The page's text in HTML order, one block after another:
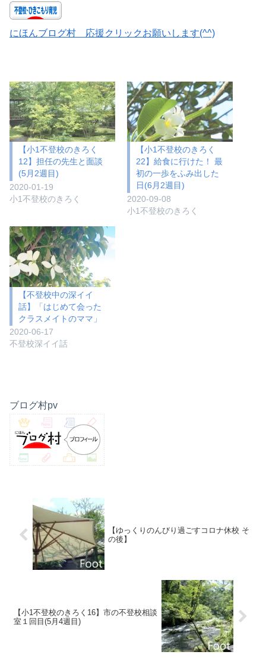
にほんブログ村 応援クリックお願いします(^^)
【小1不登校のきろく
12】担任の先生と面談
(5月2週目)
2020-01-19
小1不登校のきろく
【小1不登校のきろく
22】給食に行けた！ 最
初の一歩をふみ出した
日(6月2週目)
2020-09-08
小1不登校のきろく
【不登校中の深イイ
話】「はじめて会った
クラスメイトのママ」
2020-06-17
不登校深イイ話
ブログ村pv
【ゆっくりのんびり過ごすコロナ休校 そ
の後】
【小1不登校のきろく16】市の不登校相談
室１回目(5月4週目)